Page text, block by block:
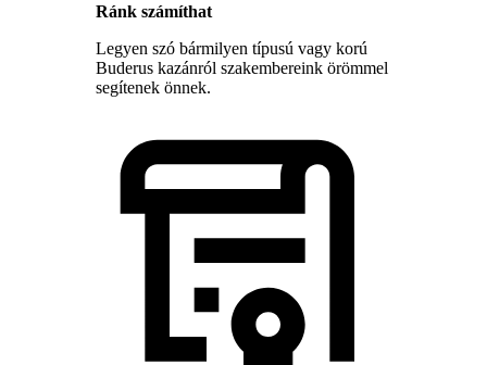
Ránk számíthat
Legyen szó bármilyen típusú vagy korú
Buderus kazánról szakembereink örömmel
segítenek önnek.